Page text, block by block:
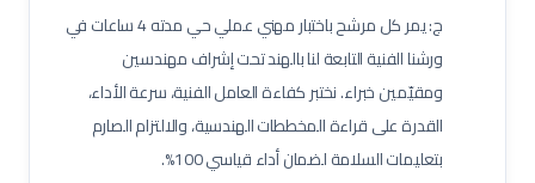
فني غلايات مياه
فني تبريد
فني عزل أنابيب وقنوات
فني أنظمة تحكم وآلات دقيقة
فني أنظمة تكييف متغير التدفق (VRF)
فني وحدات مناولة هواء (AHU)
فني وحدات ملف ومروحة (FCU)
ممرض عام / ممرضة عامة
ممرض عناية مركزة
فني مختبرات طبية
صيدلي / صيدلانية
ممرض غرفة عمليات
ممرض طوارئ
ج: يمر كل مرشح باختبار مهني عملي حي مدته 4 ساعات في
ورشنا الفنية التابعة لنا بالهند تحت إشراف مهندسين
ومقيّمين خبراء. نختبر كفاءة العامل الفنية، سرعة الأداء،
القدرة على قراءة المخططات الهندسية، والالتزام الصارم
بتعليمات السلامة لضمان أداء قياسي 100%.